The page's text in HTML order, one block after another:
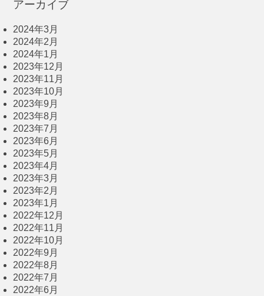
アーカイブ
2024年3月
2024年2月
2024年1月
2023年12月
2023年11月
2023年10月
2023年9月
2023年8月
2023年7月
2023年6月
2023年5月
2023年4月
2023年3月
2023年2月
2023年1月
2022年12月
2022年11月
2022年10月
2022年9月
2022年8月
2022年7月
2022年6月